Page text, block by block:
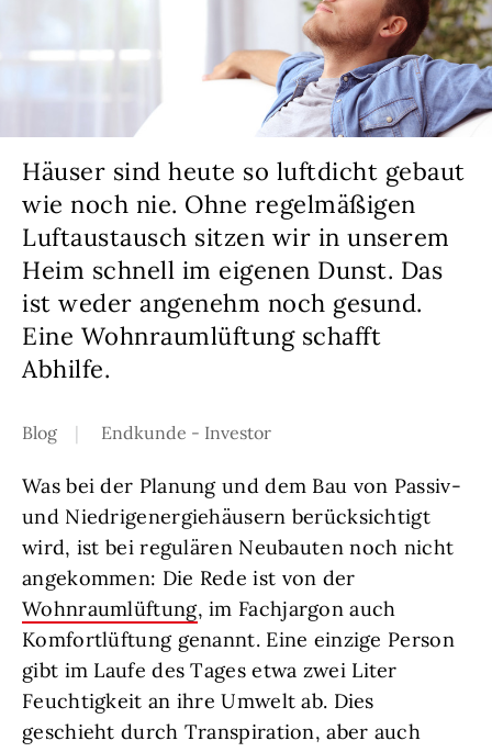
Häuser sind heute so luftdicht gebaut
wie noch nie. Ohne regelmäßigen
Luftaustausch sitzen wir in unserem
Heim schnell im eigenen Dunst. Das
ist weder angenehm noch gesund.
Eine Wohnraumlüftung schafft
Abhilfe.
Blog Endkunde - Investor
Was bei der Planung und dem Bau von Passiv-
und Niedrigenergiehäusern berücksichtigt
wird, ist bei regulären Neubauten noch nicht
angekommen: Die Rede ist von der
Wohnraumlüftung, im Fachjargon auch
Komfortlüftung genannt. Eine einzige Person
gibt im Laufe des Tages etwa zwei Liter
Feuchtigkeit an ihre Umwelt ab. Dies
geschieht durch Transpiration, aber auch